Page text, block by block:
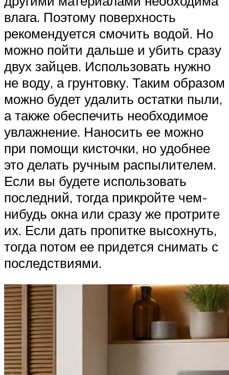
влага. Поэтому поверхность
рекомендуется смочить водой. Но
можно пойти дальше и убить сразу
двух зайцев. Использовать нужно
не воду, а грунтовку. Таким образом
можно будет удалить остатки пыли,
а также обеспечить необходимое
увлажнение. Наносить ее можно
при помощи кисточки, но удобнее
это делать ручным распылителем.
Если вы будете использовать
последний, тогда прикройте чем-
нибудь окна или сразу же протрите
их. Если дать пропитке высохнуть,
тогда потом ее придется снимать с
последствиями.